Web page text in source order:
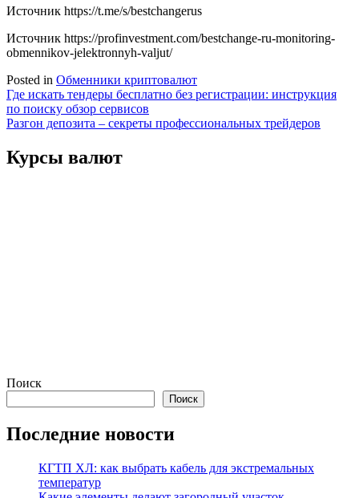
Источник https://t.me/s/bestchangerus
Источник https://profinvestment.com/bestchange-ru-monitoring-
obmennikov-jelektronnyh-valjut/
Posted in Обменники криптовалют
Навигация
по
Где искать тендеры бесплатно без регистрации: инструкция
по поиску обзор сервисов
Разгон депозита – секреты профессиональных трейдеров
Курсы валют
Поиск
Поиск
Последние новости
КГТП ХЛ: как выбрать кабель для экстремальных
температур